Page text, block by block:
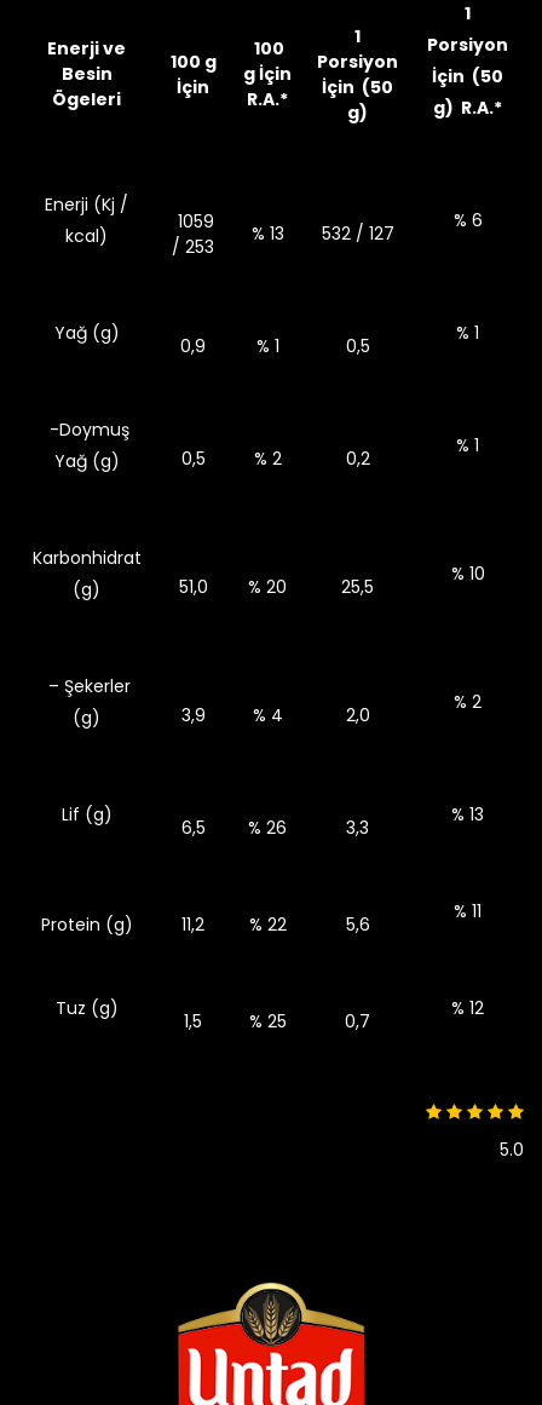
Enerji ve
Besin
Ögeleri
100 g
İçin
100
g İçin
R.A.*
1
Porsiyon
İçin (50
g)
1
Porsiyon
İçin (50
g) R.A.*
Enerji (Kj /
kcal)
1059
/ 253
% 13 532 / 127
% 6
Yağ (g)
0,9 % 1 0,5
% 1
-Doymuş
Yağ (g)
0,5 % 2 0,2
% 1
Karbonhidrat
(g)
51,0 % 20 25,5
% 10
– Şekerler
(g)
3,9 % 4 2,0
% 2
Lif (g)
6,5 % 26 3,3
% 13
Protein (g) 11,2 % 22 5,6
% 11
Tuz (g)
1,5 % 25 0,7
% 12
5.0